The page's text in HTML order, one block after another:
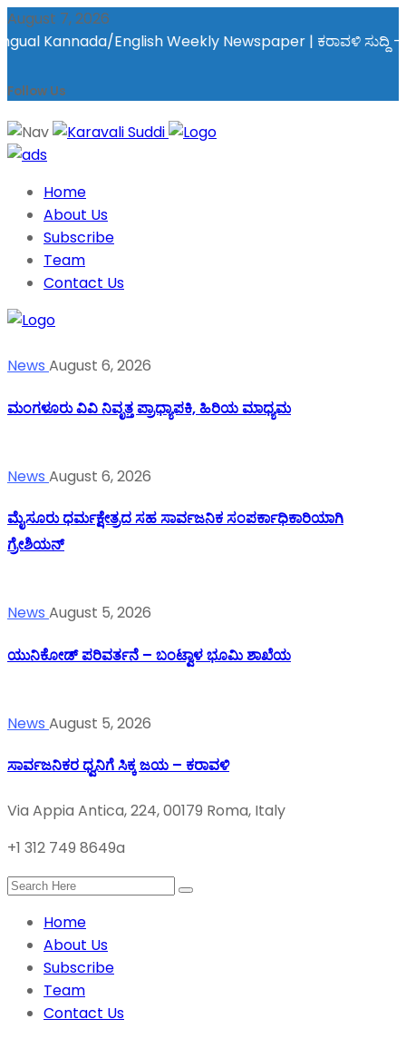
August 7, 2026
Kannada/English Weekly Newspaper | ಕರಾವಳಿ ಸುದ್ದಿ -
Follow Us
Home
About Us
Subscribe
Team
Contact Us
News August 6, 2026
ಮಂಗಳೂರು ವಿವಿ ನಿವೃತ್ತ ಪ್ರಾಧ್ಯಾಪಕಿ, ಹಿರಿಯ ಮಾಧ್ಯಮ
News August 6, 2026
ಮೈಸೂರು ಧರ್ಮಕ್ಷೇತ್ರದ ಸಹ ಸಾರ್ವಜನಿಕ ಸಂಪರ್ಕಾಧಿಕಾರಿಯಾಗಿ
ಗ್ರೇಶಿಯನ್
News August 5, 2026
ಯುನಿಕೋಡ್ ಪರಿವರ್ತನೆ – ಬಂಟ್ವಾಳ ಭೂಮಿ ಶಾಖೆಯ
News August 5, 2026
ಸಾರ್ವಜನಿಕರ ಧ್ವನಿಗೆ ಸಿಕ್ಕ ಜಯ – ಕರಾವಳಿ
Via Appia Antica, 224, 00179 Roma, Italy
+1 312 749 8649a
Home
About Us
Subscribe
Team
Contact Us